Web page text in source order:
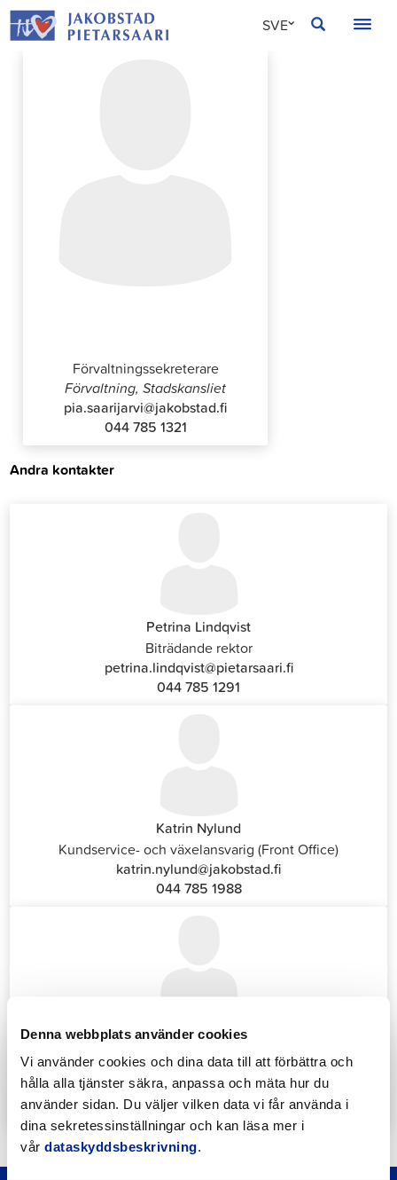
Denna webbplats använder cookies
Vi använder cookies och dina data till att förbättra och
hålla alla tjänster säkra, anpassa och mäta hur du
använder sidan. Du väljer vilken data vi får använda i
dina sekretessinställningar och kan läsa mer i
vår dataskyddsbeskrivning.
Hoppa
till
SVE
Förvaltningssekreterare
Förvaltning, Stadskansliet
pia.saarijarvi@jakobstad.fi
044 785 1321
Andra kontakter
Petrina Lindqvist
Biträdande rektor
petrina.lindqvist@pietarsaari.fi
044 785 1291
Katrin Nylund
Kundservice- och växelansvarig (Front Office)
katrin.nylund@jakobstad.fi
044 785 1988
Annika Strömberg
Sysselsättningstjänster
annika.stomberg@jakobstad.fi
050 430 6640